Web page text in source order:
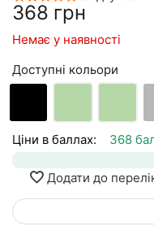
‍368‍ грн
Немає у наявності
Доступні кольори
Ціни в баллах: 368
Додати до